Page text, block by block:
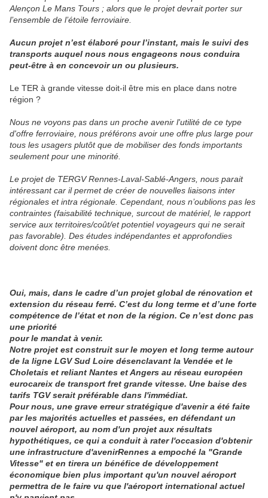
Alençon Le Mans Tours ; alors que le projet devrait porter sur
l’ensemble de l’étoile ferroviaire.
Aucun projet n’est élaboré pour l’instant, mais le suivi des
transports auquel nous nous engageons nous conduira
peut-être à en concevoir un ou plusieurs.
Le TER à grande vitesse doit-il être mis en place dans notre
région ?
Nous ne voyons pas dans un proche avenir l'utilité de ce type
d'offre ferroviaire, nous préférons avoir une offre plus large pour
tous les usagers plutôt que de mobiliser des fonds importants
seulement pour une minorité.
Le projet de TERGV Rennes-Laval-Sablé-Angers, nous parait
intéressant car il permet de créer de nouvelles liaisons inter
régionales et intra régionale. Cependant, nous n’oublions pas les
contraintes (faisabilité technique, surcout de matériel, le rapport
service aux territoires/coût/et potentiel voyageurs qui ne serait
pas favorable). Des études indépendantes et approfondies
doivent donc être menées.
Oui, mais, dans le cadre d’un projet global de rénovation et
extension du réseau ferré. C’est du long terme et d’une forte
compétence de l’état et non de la région. Ce n’est donc pas
une priorité
pour le mandat à venir.
Notre projet est construit sur le moyen et long terme autour
de la ligne LGV Sud Loire désenclavant la Vendée et le
Choletais et reliant Nantes et Angers au réseau européen
eurocareix de transport fret grande vitesse. Une baise des
tarifs TGV serait préférable dans l'immédiat.
Pour nous, une grave erreur stratégique d'avenir a été faite
par les majorités actuelles et passées, en défendant un
nouvel aéroport, au nom d'un projet aux résultats
hypothétiques, ce qui a conduit à rater l'occasion d'obtenir
une infrastructure d'avenirRennes a empoché la "Grande
Vitesse" et en tirera un bénéfice de développement
économique bien plus important qu'un nouvel aéroport
permettra de le faire vu que l'aéroport international actuel